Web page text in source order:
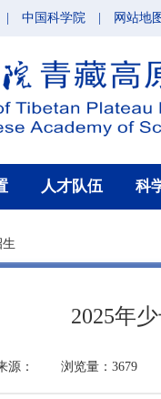
中国科学院 网站地
人才队伍 科
2025年
源： 浏览量：3679